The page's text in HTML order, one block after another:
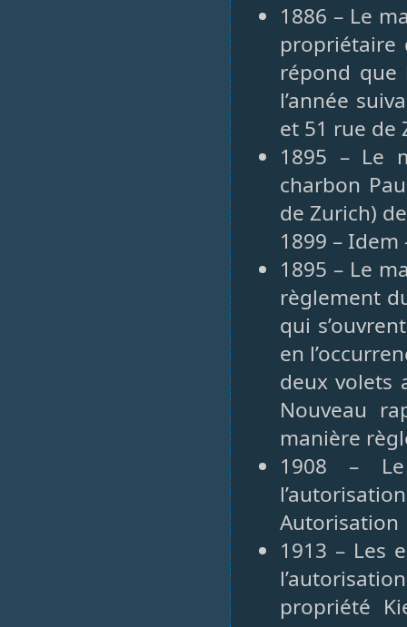
1886 – Le
propriétaire
répond que
l’année
et 51 rue de
1895 – Le
charbon
de Zurich)
1899 –
1895 – Le
règlement
qui
en
deux volets
Nouveau
manière
1908 – Le
Autorisation
1913 – Les
propriété